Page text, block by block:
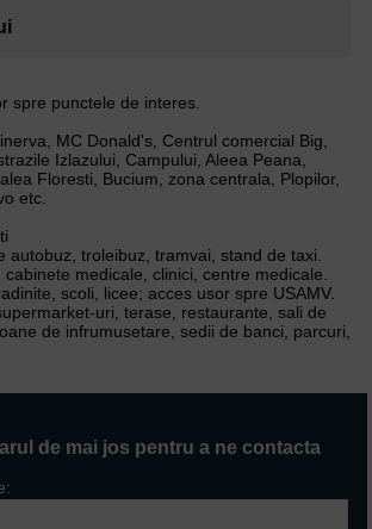
spre punctele de interes.
MC Donald's, Centrul comercial Big,
Izlazului, Campului, Aleea Peana,
Floresti, Bucium, zona centrala, Plopilor,
etc.
autobuz, troleibuz, tramvai, stand de taxi.
medicale, clinici, centre medicale.
scoli, licee; acces usor spre USAMV.
uri, terase, restaurante, sali de
de infrumusetare, sedii de banci, parcuri,
de mai jos pentru a ne contacta